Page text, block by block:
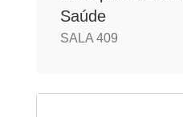
Saúde
SALA 409